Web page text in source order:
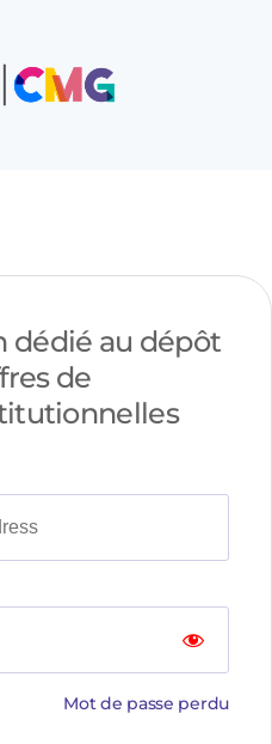
dédié au dépôt
de
Mot de passe perdu